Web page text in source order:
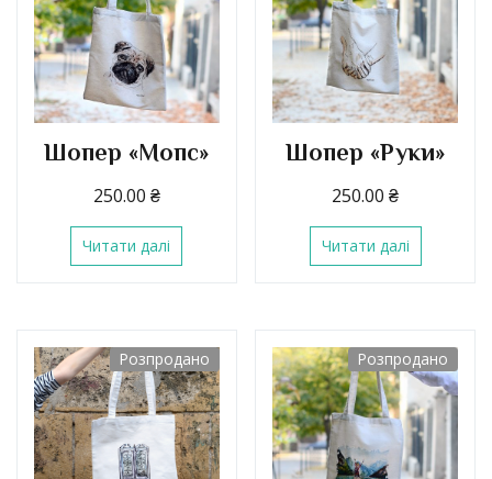
Шопер «Мопс»
250.00 ₴
Читати далі
Шопер «Руки»
250.00₴
Читати далі
Розпродано Розпродано